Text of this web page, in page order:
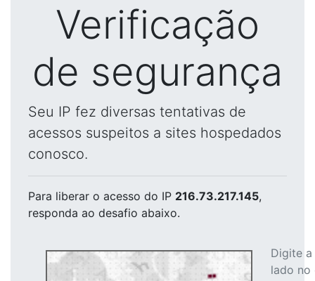
Verificação
de segurança
Seu IP fez diversas tentativas de
acessos suspeitos a sites hospedados
conosco.
Para liberar o acesso do IP 216.73.217.145,
responda ao desafio abaixo.
Digite
lado no